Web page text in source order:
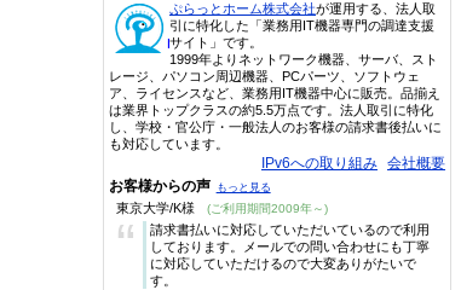
ぷらっとホーム株式会社が運用する、法人取
引に特化した「業務用IT機器専門の調達支援
サイト」です。
1999年よりネットワーク機器、サーバ、スト
レージ、パソコン周辺機器、PCパーツ、ソフトウェ
ア、ライセンスなど、業務用IT機器中心に販売。品揃え
は業界トップクラスの約5.5万点です。法人取引に特化
し、学校・官公庁・一般法人のお客様の請求書後払いに
も対応しています。
IPv6への取り組み 会社概要
お客様からの声 もっと見る
東京大学/K様 (ご利用期間2009年～)
“
請求書払いに対応していただいているので利用
しております。メールでの問い合わせにも丁寧
に対応していただけるので大変ありがたいで
す。